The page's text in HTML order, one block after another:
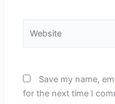
Save my name,
for the next time I